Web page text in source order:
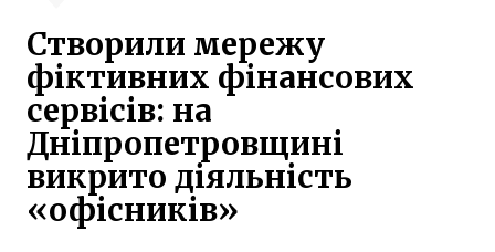
Створили мережу
фіктивних фінансових
сервісів: на
Дніпропетровщині
викрито діяльність
«офісників»